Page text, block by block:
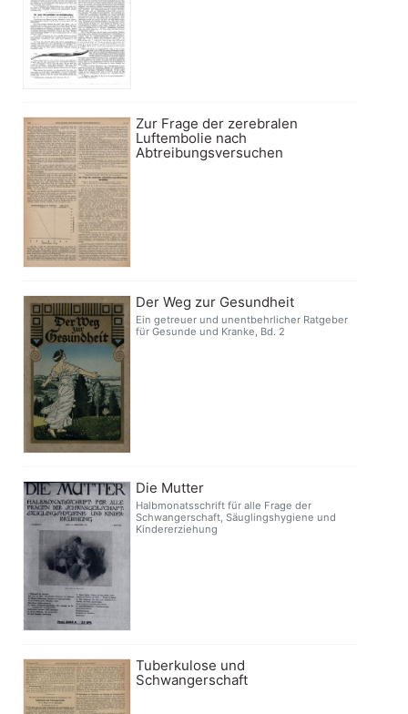
Zur Frage der zerebralen
Luftembolie nach
Abtreibungsversuchen
Der Weg zur Gesundheit
Ein getreuer und unentbehrlicher Ratgeber
für Gesunde und Kranke, Bd. 2
Die Mutter
Halbmonatsschrift für alle Frage der
Schwangerschaft, Säuglingshygiene und
Kindererziehung
Tuberkulose und
Schwangerschaft